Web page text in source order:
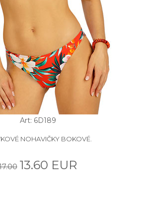
Art: 6D189
NOHAVIČKY BOKOVÉ.
13.60 EUR